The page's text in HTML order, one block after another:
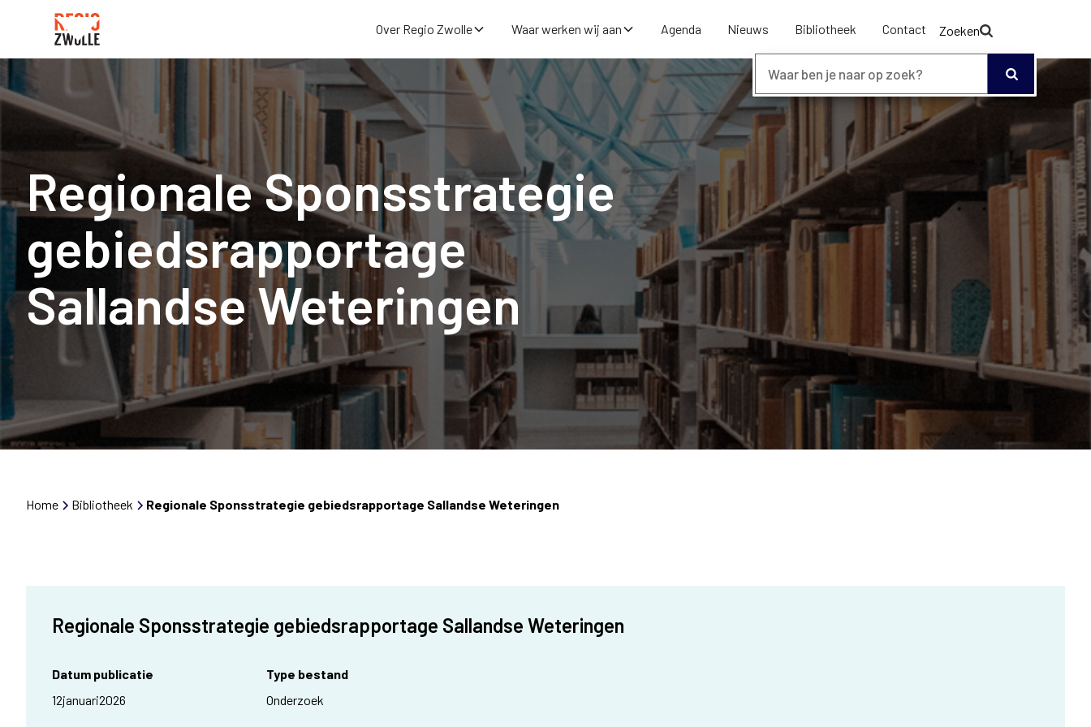
Over Regio Zwolle Waar werken wij aan Agenda Nieuws Bibliotheek Contact Zoeken
Regionale Sponsstrategie
gebiedsrapportage
Sallandse Weteringen
Home Bibliotheek Regionale Sponsstrategie gebiedsrapportage Sallandse Weteringen
Regionale Sponsstrategie gebiedsrapportage Sallandse Weteringen
Datum publicatie
12januari2026
Type bestand
Onderzoek